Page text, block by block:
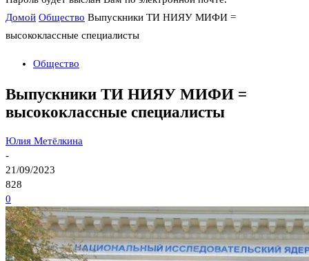
Домой Общество Выпускники ТИ НИЯУ МИФИ =
высококлассные специалисты
Общество
Выпускники ТИ НИЯУ МИФИ =
высококлассные специалисты
Юлия Метёлкина
-
21/09/2023
828
0